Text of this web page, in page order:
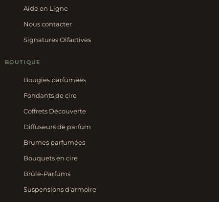
Aide en Ligne
Nous contacter
Signatures Olfactives
BOUTIQUE
Bougies parfumées
Fondants de cire
Coffrets Découverte
Diffuseurs de parfum
Brumes parfumées
Bouquets en cire
Brûle-Parfums
Suspensions d’armoire